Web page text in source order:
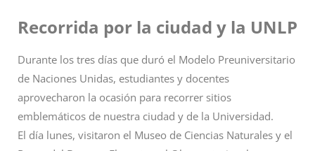
Recorrida por la ciudad y la UNLP
Durante los tres días que duró el Modelo Preuniversitario
de Naciones Unidas, estudiantes y docentes
aprovecharon la ocasión para recorrer sitios
emblemáticos de nuestra ciudad y de la Universidad.
El día lunes, visitaron el Museo de Ciencias Naturales y el